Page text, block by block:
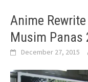
Anime
Musim Panas
December 27, 2015